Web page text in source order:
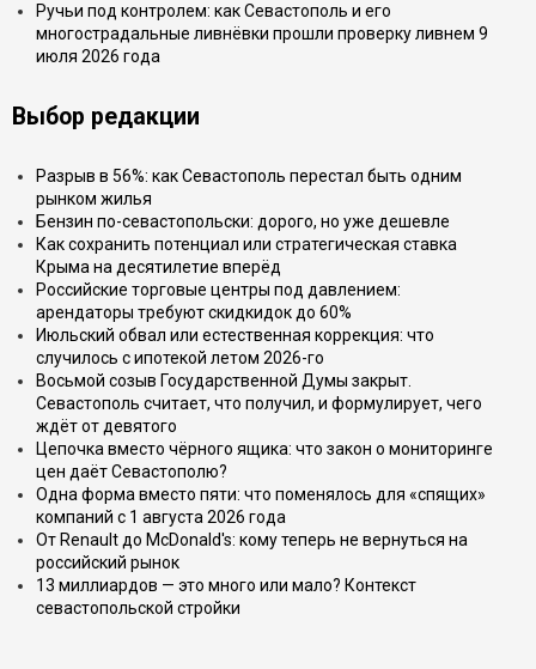
Ручьи под контролем: как Севастополь и его
многострадальные ливнёвки прошли проверку ливнем 9
июля 2026 года
Выбор редакции
Разрыв в 56%: как Севастополь перестал быть одним
рынком жилья
Бензин по-севастопольски: дорого, но уже дешевле
Как сохранить потенциал или стратегическая ставка
Крыма на десятилетие вперёд
Российские торговые центры под давлением:
арендаторы требуют скидкидок до 60%
Июльский обвал или естественная коррекция: что
случилось с ипотекой летом 2026-го
Восьмой созыв Государственной Думы закрыт.
Севастополь считает, что получил, и формулирует, чего
ждёт от девятого
Цепочка вместо чёрного ящика: что закон о мониторинге
цен даёт Севастополю?
Одна форма вместо пяти: что поменялось для «спящих»
компаний с 1 августа 2026 года
От Renault до McDonald's: кому теперь не вернуться на
российский рынок
13 миллиардов — это много или мало? Контекст
севастопольской стройки